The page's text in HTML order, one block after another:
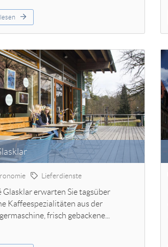
Lieferdienste
Glasklar erwarten Sie tagsüber
Kaffeespezialitäten aus der
frisch gebackene...